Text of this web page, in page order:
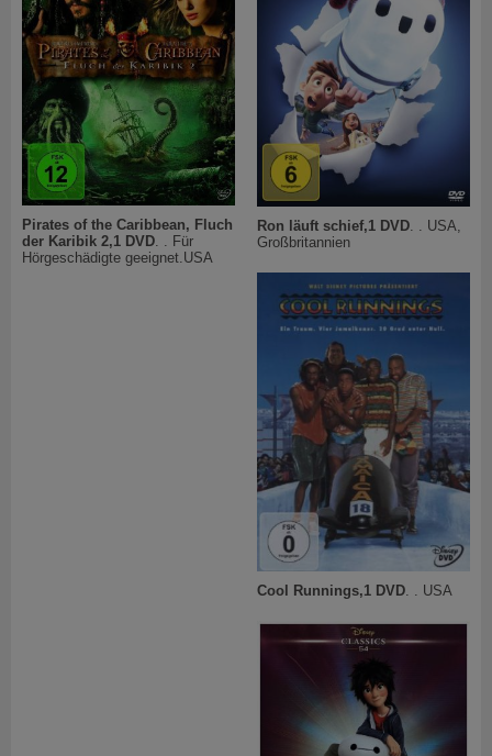
Pirates of the Caribbean, Fluch
der Karibik 2,1 DVD. . Für
Hörgeschädigte geeignet.USA
Ron läuft schief,1 DVD . . USA,
Großbritannien
Cool Runnings,1 DVD. . USA